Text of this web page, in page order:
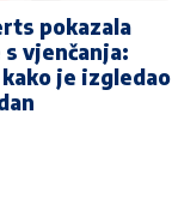
pokazala
vjenčanja:
je izgledao